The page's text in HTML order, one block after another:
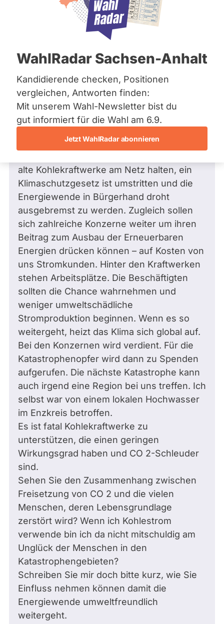
Bremen
Hamburg
Mecklenburg-Vorpommern
Nordrhein-Westfalen
Saarland
Sachsen
Sachsen-Anhalt
Sachsen-Anhalt
Schleswig-Holstein
Thüringen
Archiv
Über uns
WahlRadar Sachsen-Anhalt
Kandidierende checken, Positionen
vergleichen, Antworten finden:
Mit unserem Wahl-Newsletter bist du
gut informiert für die Wahl am 6.9.
Jetzt WahlRadar abonnieren
weil
aktive
21.11.2013
Frage an Christian Lange von
Klaus D.
bezüglich Umwelt
Sehr geehrter Herr lange,
bei den Koalitionsverhandlungen hat die
Arbeitsgruppe Energie ihre Ergebnisse
vorgelegt – und auch wenn etliche Punkte
noch umstritten sind: Die Energiewende ist
alte Kohlekraftwerke am Netz halten, ein
Klimaschutzgesetz ist umstritten und die
Energiewende in Bürgerhand droht
ausgebremst zu werden. Zugleich sollen
sich zahlreiche Konzerne weiter um ihren
Beitrag zum Ausbau der Erneuerbaren
Energien drücken können – auf Kosten von
uns Stromkunden. Hinter den Kraftwerken
stehen Arbeitsplätze. Die Beschäftigten
sollten die Chance wahrnehmen und
weniger umweltschädliche
Stromproduktion beginnen. Wenn es so
weitergeht, heizt das Klima sich global auf.
Bei den Konzernen wird verdient. Für die
Katastrophenopfer wird dann zu Spenden
aufgerufen. Die nächste Katastrophe kann
auch irgend eine Region bei uns treffen. Ich
selbst war von einem lokalen Hochwasser
im Enzkreis betroffen.
Es ist fatal Kohlekraftwerke zu
unterstützen, die einen geringen
Wirkungsgrad haben und CO 2-Schleuder
sind.
Sehen Sie den Zusammenhang zwischen
Freisetzung von CO 2 und die vielen
Menschen, deren Lebensgrundlage
zerstört wird? Wenn ich Kohlestrom
verwende bin ich da nicht mitschuldig am
Unglück der Menschen in den
Katastrophengebieten?
Schreiben Sie mir doch bitte kurz, wie Sie
Einfluss nehmen können damit die
Energiewende umweltfreundlich
weitergeht.